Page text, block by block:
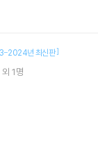
2024년 최신판]
외 1명